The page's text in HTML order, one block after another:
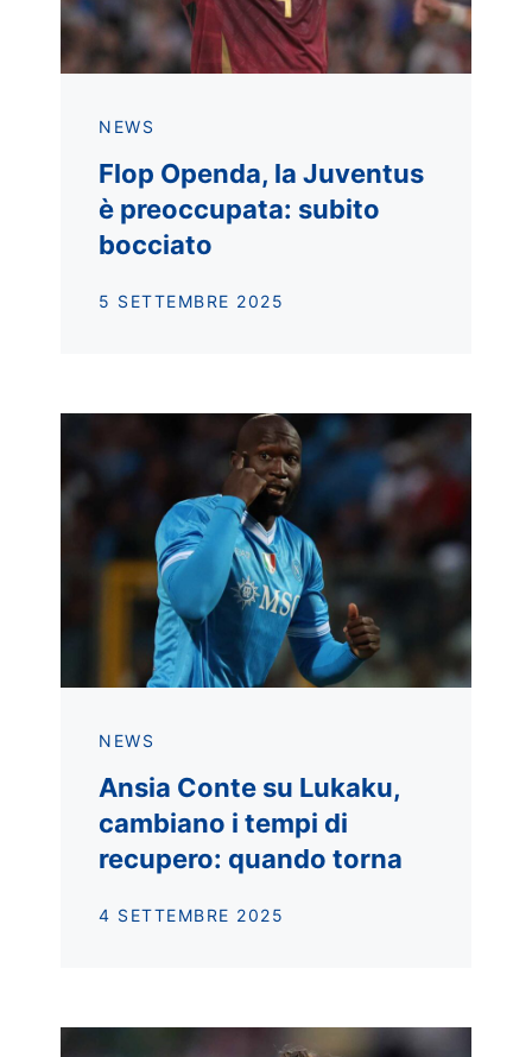
NEWS
Flop Openda, la Juventus
è preoccupata: subito
bocciato
5 SETTEMBRE 2025
NEWS
Ansia Conte su Lukaku,
cambiano i tempi di
recupero: quando torna
4 SETTEMBRE 2025